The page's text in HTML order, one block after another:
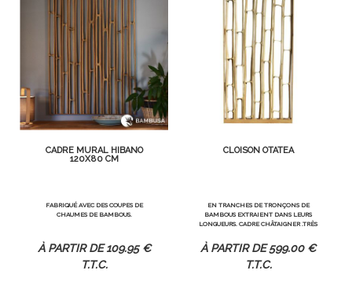
CADRE MURAL HIBANO
120X80 CM
FABRIQUÉ AVEC DES COUPES DE
CHAUMES DE BAMBOUS.
109.95 €
T.T.C.
CLOISON OTATEA
EN TRANCHES DE TRONÇONS DE
BAMBOUS EXTRAIENT DANS LEURS
LONGUEURS. CADRE CHÂTAIGNER .TRÈS
MAGNIFIQUE ENSEMBLE GRAPHIQUE
599.00 €
T.T.C.